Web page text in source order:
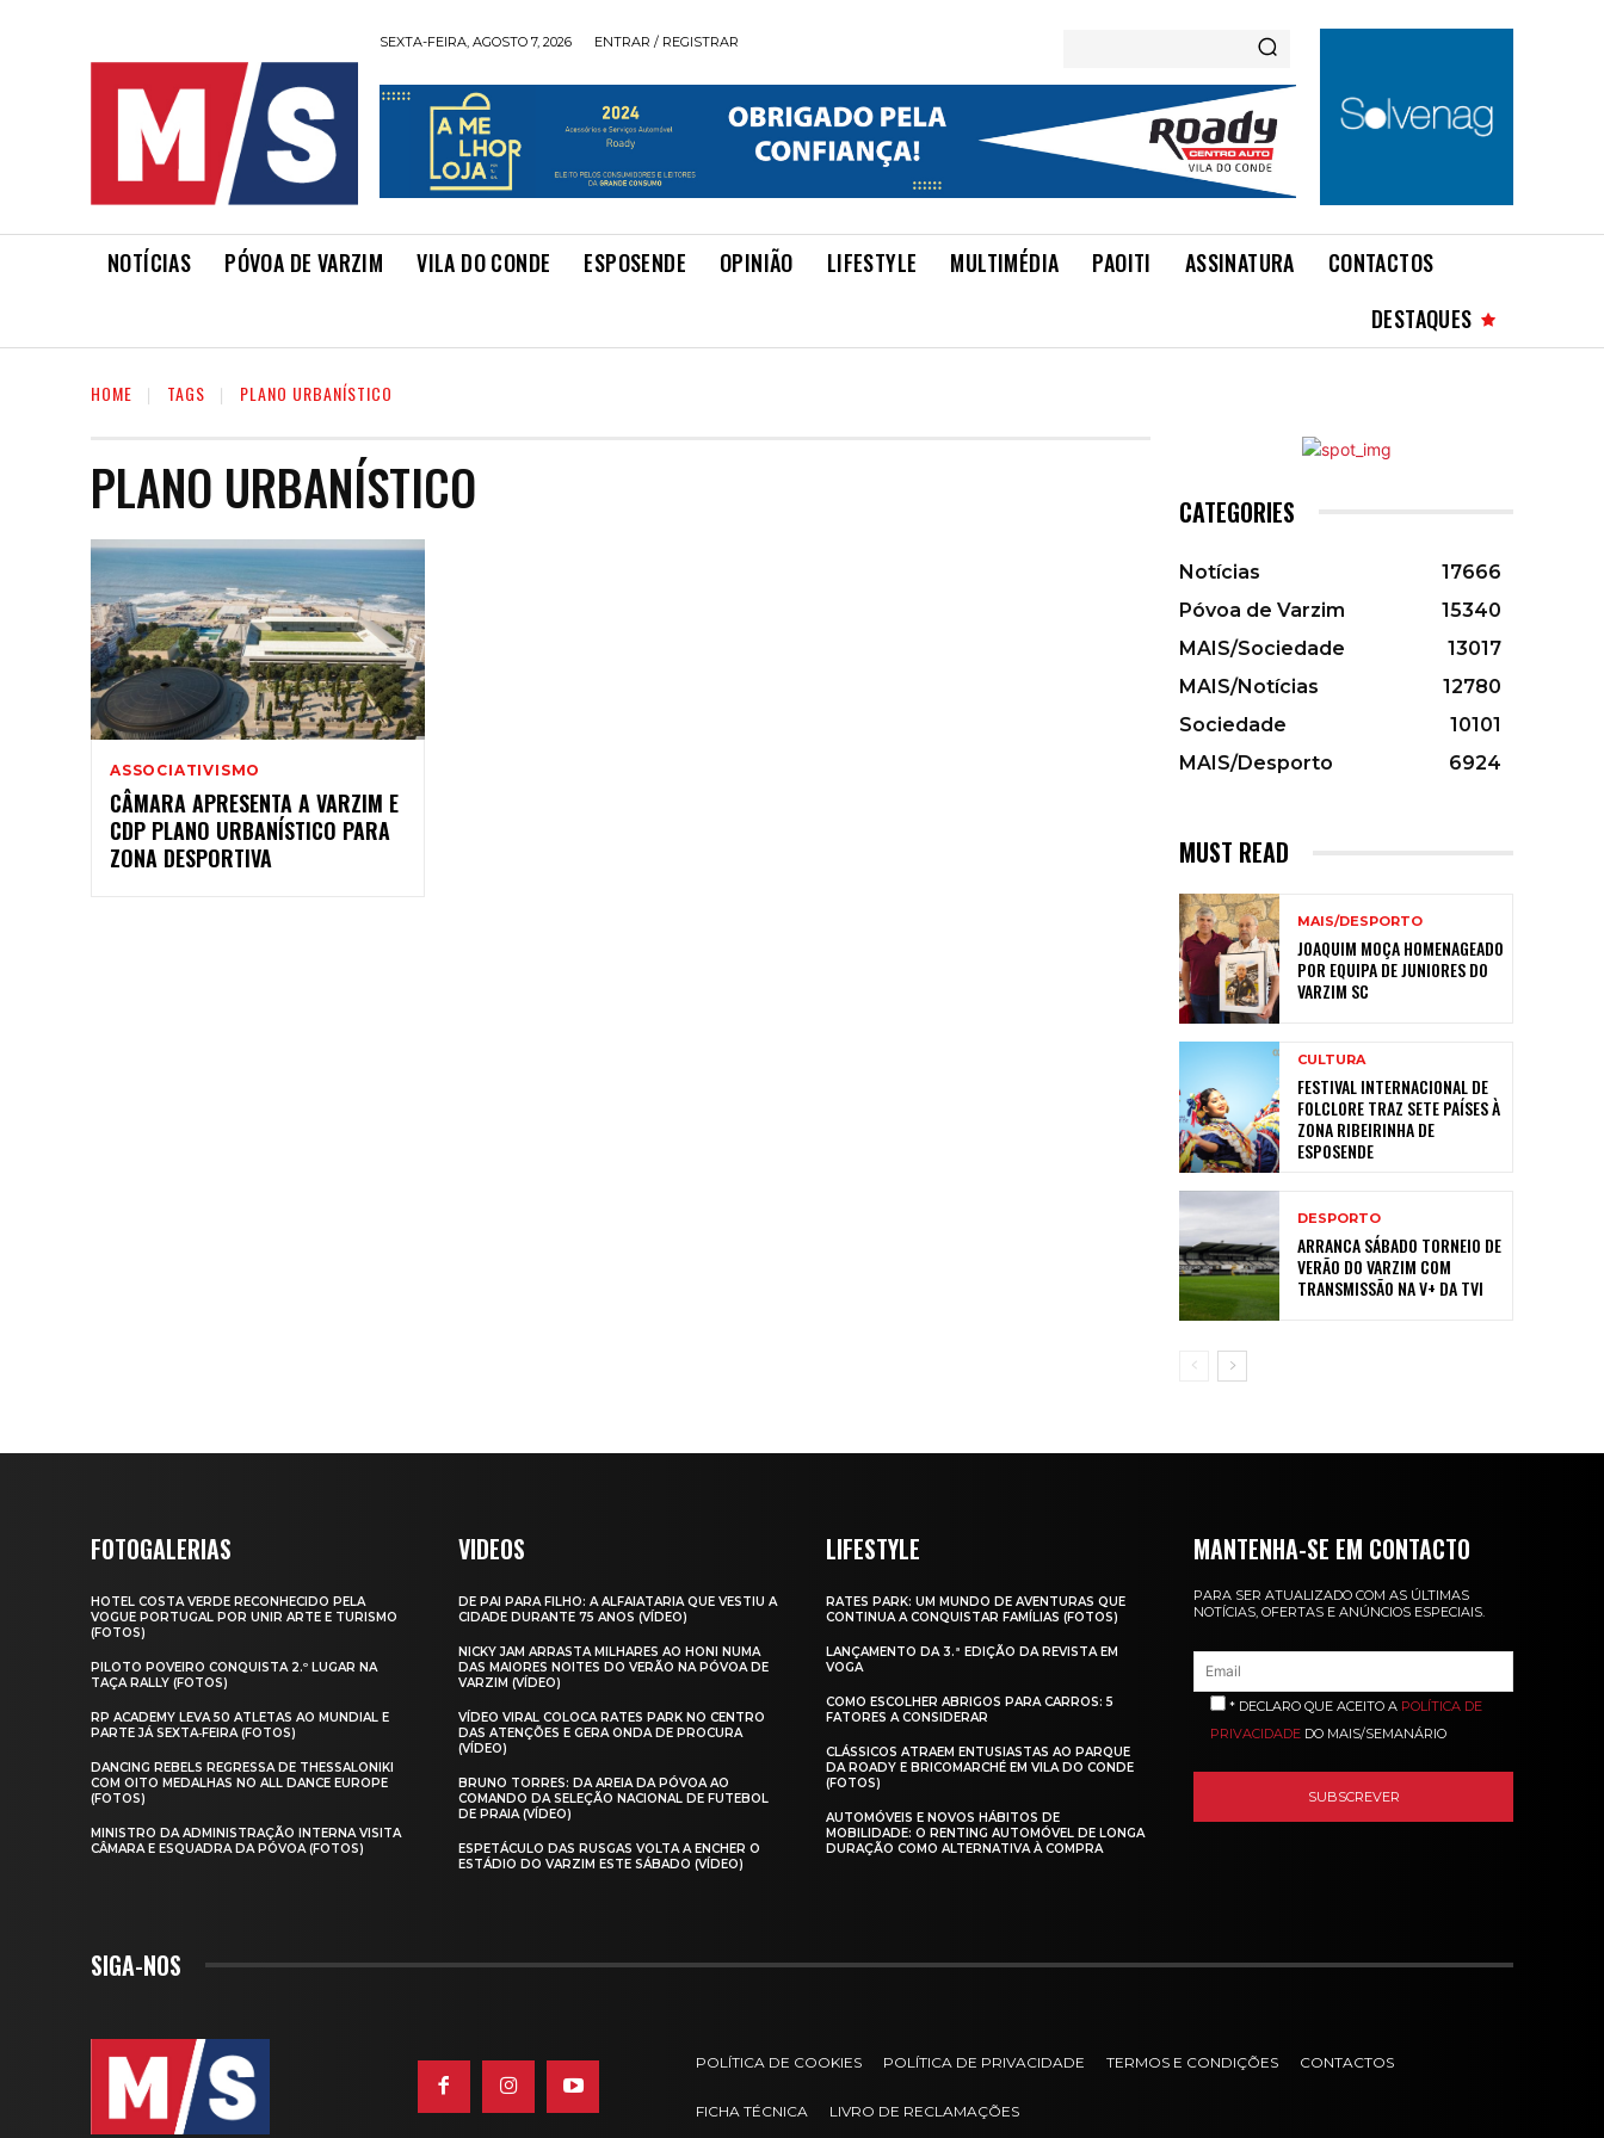
SEXTA-FEIRA, AGOSTO 7, 2026 ENTRAR / REGISTRAR
NOTÍCIAS PÓVOA DE VARZIM VILA DO CONDE ESPOSENDE OPINIÃO LIFESTYLE MULTIMÉDIA PAOITI ASSINATURA
CONTACTOS
DESTAQUES
HOME TAGS PLANO URBANÍSTICO
PLANO URBANÍSTICO
ASSOCIATIVISMO
CÂMARA APRESENTA A VARZIM E
CDP PLANO URBANÍSTICO PARA
ZONA DESPORTIVA
CATEGORIES
Notícias
17666
Póvoa de Varzim
15340
MAIS/Sociedade
13017
MAIS/Notícias
12780
Sociedade
10101
MAIS/Desporto
6924
MUST READ
MAIS/DESPORTO
JOAQUIM MOÇA HOMENAGEADO
POR EQUIPA DE JUNIORES DO
VARZIM SC
CULTURA
FESTIVAL INTERNACIONAL DE
FOLCLORE TRAZ SETE PAÍSES À
ZONA RIBEIRINHA DE
ESPOSENDE
DESPORTO
ARRANCA SÁBADO TORNEIO DE
VERÃO DO VARZIM COM
TRANSMISSÃO NA V+ DA TVI
FOTOGALERIAS
HOTEL COSTA VERDE RECONHECIDO PELA
VOGUE PORTUGAL POR UNIR ARTE E TURISMO
(FOTOS)
PILOTO POVEIRO CONQUISTA 2.º LUGAR NA
TAÇA RALLY (FOTOS)
RP ACADEMY LEVA 50 ATLETAS AO MUNDIAL E
PARTE JÁ SEXTA‑FEIRA (FOTOS)
DANCING REBELS REGRESSA DE THESSALONIKI
COM OITO MEDALHAS NO ALL DANCE EUROPE
(FOTOS)
MINISTRO DA ADMINISTRAÇÃO INTERNA VISITA
CÂMARA E ESQUADRA DA PÓVOA (FOTOS)
VIDEOS
DE PAI PARA FILHO: A ALFAIATARIA QUE VESTIU A
CIDADE DURANTE 75 ANOS (VÍDEO)
NICKY JAM ARRASTA MILHARES AO HONI NUMA
DAS MAIORES NOITES DO VERÃO NA PÓVOA DE
VARZIM (VÍDEO)
VÍDEO VIRAL COLOCA RATES PARK NO CENTRO
DAS ATENÇÕES E GERA ONDA DE PROCURA
(VÍDEO)
BRUNO TORRES: DA AREIA DA PÓVOA AO
COMANDO DA SELEÇÃO NACIONAL DE FUTEBOL
DE PRAIA (VÍDEO)
ESPETÁCULO DAS RUSGAS VOLTA A ENCHER O
ESTÁDIO DO VARZIM ESTE SÁBADO (VÍDEO)
LIFESTYLE
RATES PARK: UM MUNDO DE AVENTURAS QUE
CONTINUA A CONQUISTAR FAMÍLIAS (FOTOS)
LANÇAMENTO DA 3.ª EDIÇÃO DA REVISTA EM
VOGA
COMO ESCOLHER ABRIGOS PARA CARROS: 5
FATORES A CONSIDERAR
CLÁSSICOS ATRAEM ENTUSIASTAS AO PARQUE
DA ROADY E BRICOMARCHÉ EM VILA DO CONDE
(FOTOS)
AUTOMÓVEIS E NOVOS HÁBITOS DE
MOBILIDADE: O RENTING AUTOMÓVEL DE LONGA
DURAÇÃO COMO ALTERNATIVA À COMPRA
MANTENHA-SE EM CONTACTO
PARA SER ATUALIZADO COM AS ÚLTIMAS
NOTÍCIAS, OFERTAS E ANÚNCIOS ESPECIAIS.
* DECLARO QUE ACEITO A POLÍTICA DE
PRIVACIDADE DO MAIS/SEMANÁRIO
SIGA-NOS
POLÍTICA DE COOKIES POLÍTICA DE PRIVACIDADE TERMOS E CONDIÇÕES CONTACTOS
FICHA TÉCNICA LIVRO DE RECLAMAÇÕES